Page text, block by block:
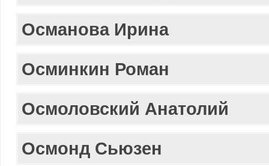
Османова Ирина
Осминкин Роман
Осмоловский Анатолий
Осмонд Сьюзен